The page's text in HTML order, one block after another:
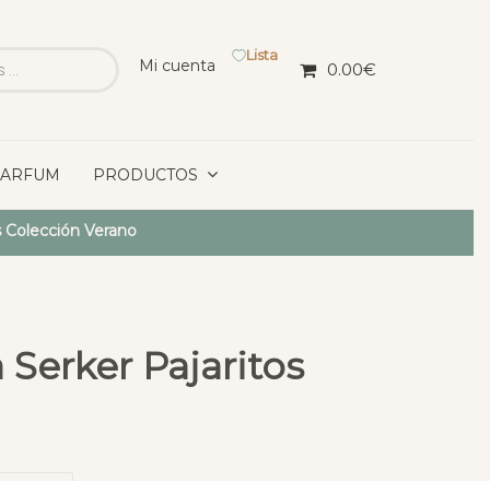
Mi cuenta
Lista
0.00€
PRODUCTOS
Verano
Pajaritos